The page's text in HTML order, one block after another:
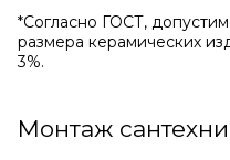
*Cогласно ГОСТ,
размера керамических
3%.
Монтаж